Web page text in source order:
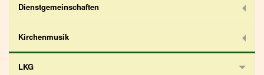
Dienstgemeinschaften
Kirchenmusik
LKG